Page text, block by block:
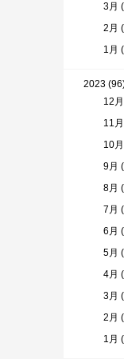
3月
2月
1月
2023
12
11
10
9月
8月
7月
6月
5月
4月
3月
2月
1月